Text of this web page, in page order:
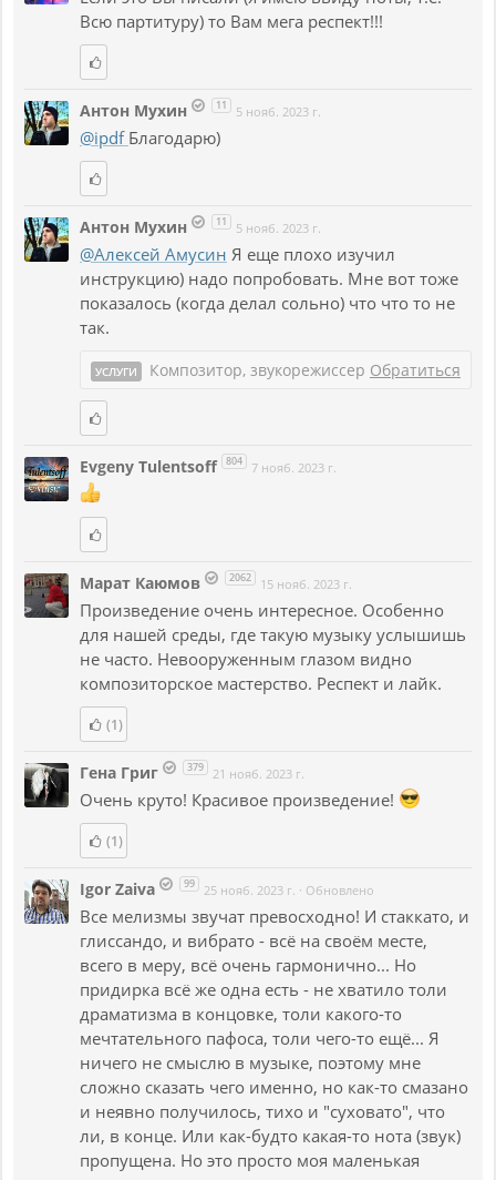
Всю партитуру) то Вам мега респект!!!
Антон Мухин 11 5 нояб. 2023 г.
@ipdf Благодарю)
Антон Мухин 11 5 нояб. 2023 г.
@Алексей Амусин Я еще плохо изучил
инструкцию) надо попробовать. Мне вот тоже
показалось (когда делал сольно) что что то не
так.
УСЛУГИ Композитор, звукорежиссер Обратиться
Evgeny Tulentsoff 804 7 нояб. 2023 г.
Марат Каюмов 2062 15 нояб. 2023 г.
Произведение очень интересное. Особенно
для нашей среды, где такую музыку услышишь
не часто. Невооруженным глазом видно
композиторское мастерство. Респект и лайк.
(1)
Гена Григ 379 21 нояб. 2023 г.
Очень круто! Красивое произведение!
(1)
Igor Zaiva 99 25 нояб. 2023 г. · Обновлено
Все мелизмы звучат превосходно! И стаккато, и
глиссандо, и вибрато - всё на своём месте,
всего в меру, всё очень гармонично... Но
придирка всё же одна есть - не хватило толи
драматизма в концовке, толи какого-то
мечтательного пафоса, толи чего-то ещё... Я
ничего не смыслю в музыке, поэтому мне
сложно сказать чего именно, но как-то смазано
и неявно получилось, тихо и "суховато", что
ли, в конце. Или как-будто какая-то нота (звук)
пропущена. Но это просто моя маленькая